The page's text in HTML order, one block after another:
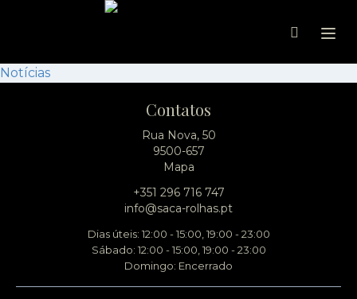
Notícias
Contatos
Rua Nova, 50
9500-657
Mapa
+351 296 716 747
info@saca-rolhas.pt
Dias úteis: 12:00 - 15:00, 19:00 - 23:00
Sábado: 12:00 - 15:00, 19:00 - 23:00
Domingo: Encerrado